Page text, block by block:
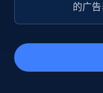
TikTok Shop -
URL, Title,
price, Final price,
的广告